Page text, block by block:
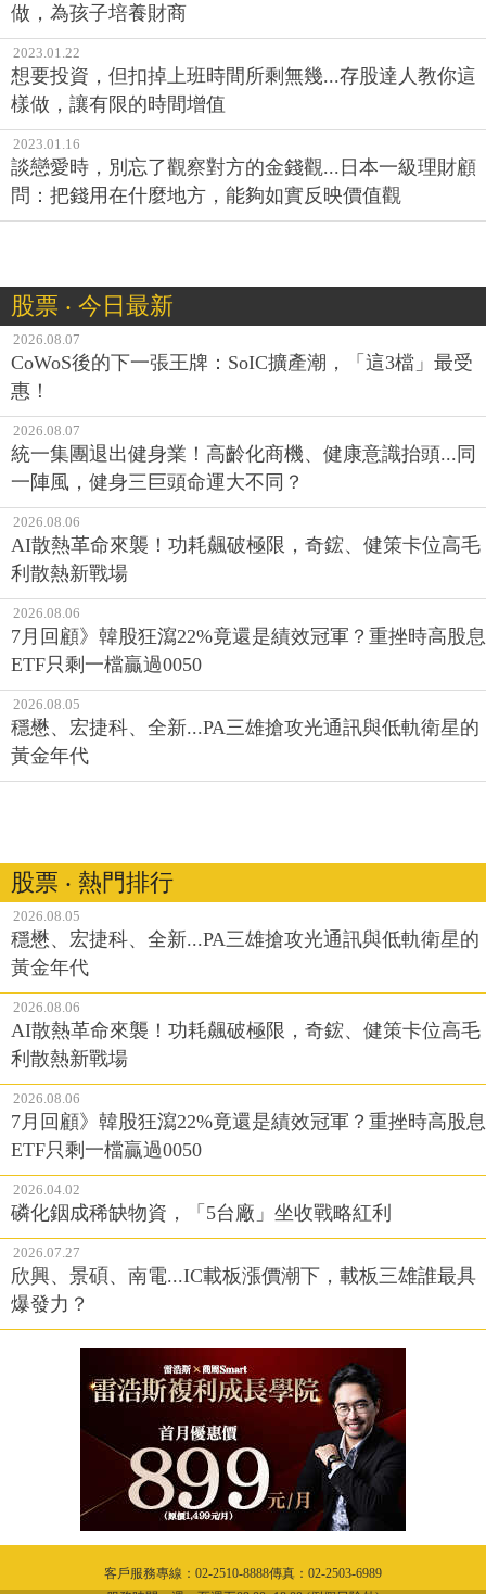
做，為孩子培養財商
2023.01.22
想要投資，但扣掉上班時間所剩無幾...存股達人教你這
樣做，讓有限的時間增值
2023.01.16
談戀愛時，別忘了觀察對方的金錢觀...日本一級理財顧
問：把錢用在什麼地方，能夠如實反映價值觀
股票 ‧ 今日最新
2026.08.07
CoWoS後的下一張王牌：SoIC擴產潮，「這3檔」最受
惠！
2026.08.07
統一集團退出健身業！高齡化商機、健康意識抬頭...同
一陣風，健身三巨頭命運大不同？
2026.08.06
AI散熱革命來襲！功耗飆破極限，奇鋐、健策卡位高毛
利散熱新戰場
2026.08.06
7月回顧》韓股狂瀉22%竟還是績效冠軍？重挫時高股息
ETF只剩一檔贏過0050
2026.08.05
穩懋、宏捷科、全新...PA三雄搶攻光通訊與低軌衛星的
黃金年代
股票 ‧ 熱門排行
2026.08.05
穩懋、宏捷科、全新...PA三雄搶攻光通訊與低軌衛星的
黃金年代
2026.08.06
AI散熱革命來襲！功耗飆破極限，奇鋐、健策卡位高毛
利散熱新戰場
2026.08.06
7月回顧》韓股狂瀉22%竟還是績效冠軍？重挫時高股息
ETF只剩一檔贏過0050
2026.04.02
磷化銦成稀缺物資，「5台廠」坐收戰略紅利
2026.07.27
欣興、景碩、南電...IC載板漲價潮下，載板三雄誰最具
爆發力？
客戶服務專線：02-2510-8888傳真：02-2503-6989